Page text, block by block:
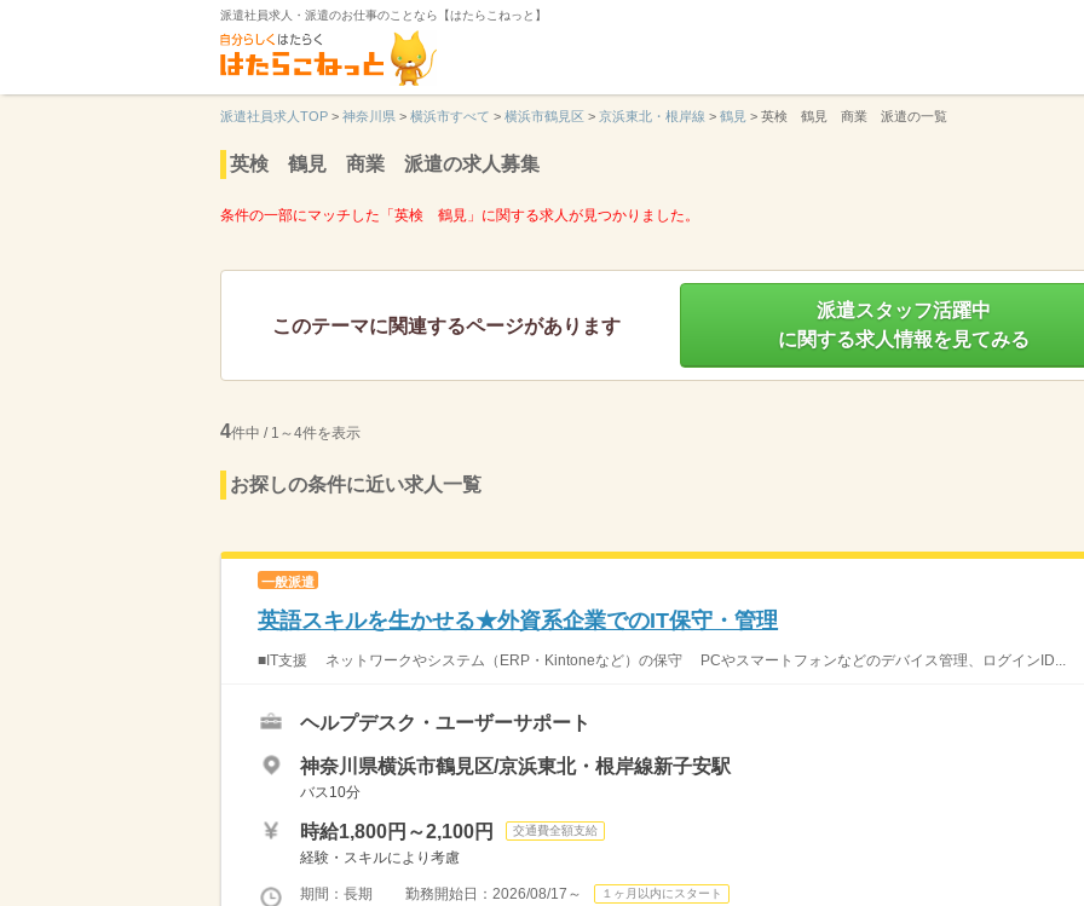
派遣社員求人・派遣のお仕事のことなら【はたらこねっと】
派遣社員求人TOP > 神奈川県 > 横浜市すべて > 横浜市鶴見区 > 京浜東北・根岸線 > 鶴見 > 英検 鶴見 商業 派遣の一覧
英検 鶴見 商業 派遣の求人募集
条件の一部にマッチした「英検 鶴見」に関する求人が見つかりました。
このテーマに関連するページがあります
派遣スタッフ活躍中
に関する求人情報を見てみる
4件中 / 1～4件を表示
お探しの条件に近い求人一覧
一般派遣
英語スキルを生かせる★外資系企業でのIT保守・管理
■IT支援 ネットワークやシステム（ERP・Kintoneなど）の保守 PCやスマートフォンなどのデバイス管理、ログインID...
ヘルプデスク・ユーザーサポート
神奈川県横浜市鶴見区/京浜東北・根岸線新子安駅
バス10分
時給1,800円～2,100円 交通費全額支給
経験・スキルにより考慮
期間：長期 勤務開始日：2026/08/17～ １ヶ月以内にスタート